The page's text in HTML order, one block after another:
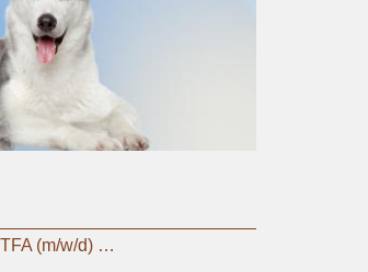
Tiermedizinische Fachangestellte / TFA (m/w/d) – Berlin-Biesdorf